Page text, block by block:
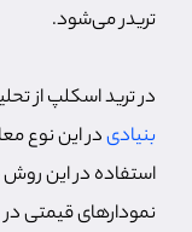
تریدر می‌شود.
در ترید اسکلپ از
بنیادیدر این نوع
استفاده در این روش